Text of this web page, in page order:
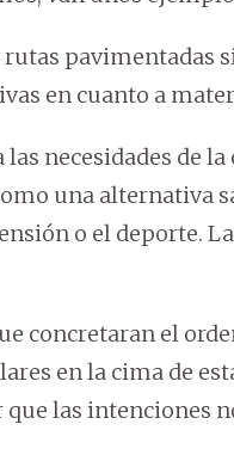
pavimentadas
en cuanto a
necesidades de
una alternativa
o el deporte.
concretaran el
en la cima de
las intenciones